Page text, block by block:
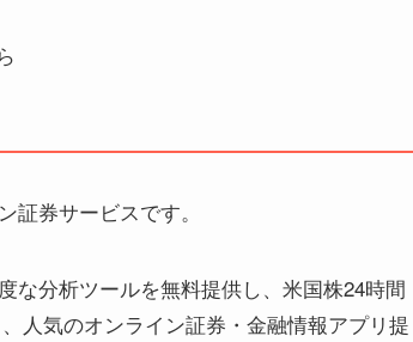
券サービスです。
な分析ツールを無料提供し、米国株24時間
人気のオンライン証券・金融情報アプリ提